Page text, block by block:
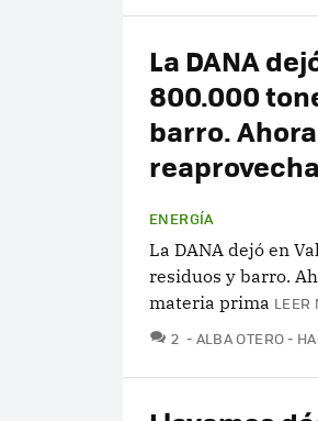
La DANA
800.000
barro.
ENERGÍA
La DANA dejó en
residuos y barro.
materia prima LEER
2 COMENTARIOS
ALBA OTERO